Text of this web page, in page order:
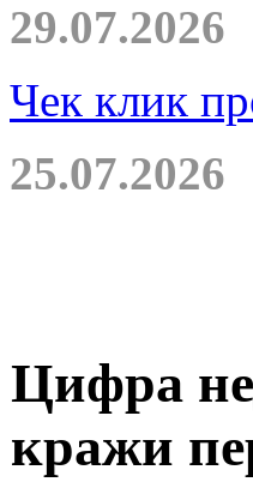
29.07.2026
Чек клик
25.07.2026
Цифра
кражи